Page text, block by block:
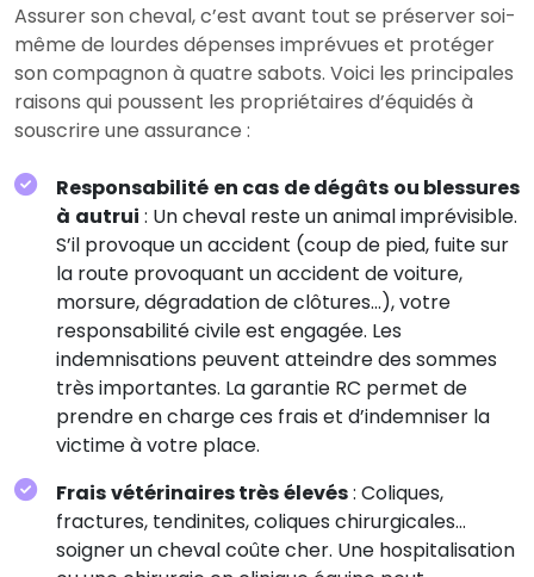
Assurer son cheval, c’est avant tout se préserver soi-
même de lourdes dépenses imprévues et protéger
son compagnon à quatre sabots. Voici les principales
raisons qui poussent les propriétaires d’équidés à
souscrire une assurance :
Responsabilité en cas de dégâts ou blessures
à autrui : Un cheval reste un animal imprévisible.
S’il provoque un accident (coup de pied, fuite sur
la route provoquant un accident de voiture,
morsure, dégradation de clôtures…), votre
responsabilité civile est engagée. Les
indemnisations peuvent atteindre des sommes
très importantes. La garantie RC permet de
prendre en charge ces frais et d’indemniser la
victime à votre place.
Frais vétérinaires très élevés: Coliques,
fractures, tendinites, coliques chirurgicales…
soigner un cheval coûte cher. Une hospitalisation